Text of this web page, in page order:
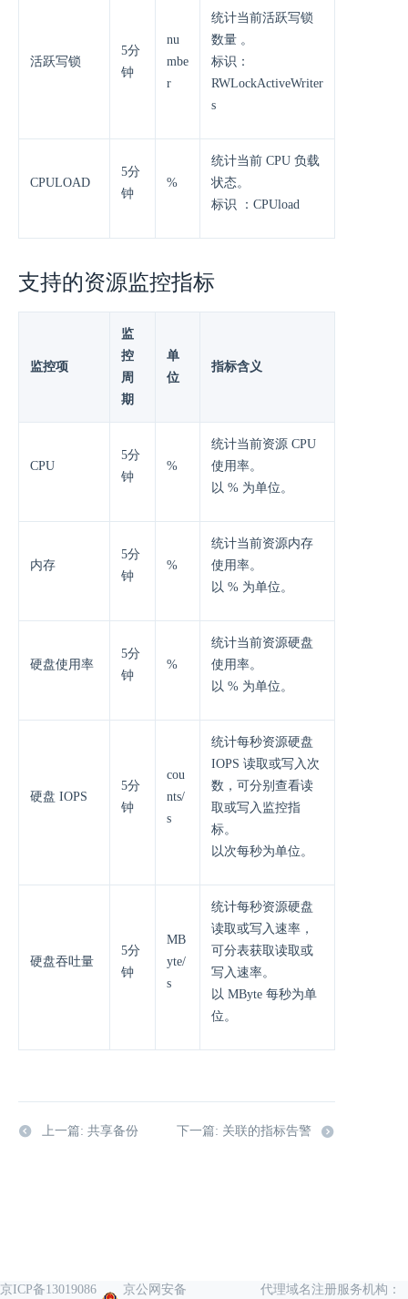
活跃写锁
5分
钟
nu
mbe
r
统计当前活跃写锁
数量 。
标识：
RWLockActiveWriter
s
CPULOAD
5分
钟
%
统计当前 CPU 负载
状态。
标识 ：CPUload
支持的资源监控指标
监控项
监
控
周
期
单
位
指标含义
CPU
5分
钟
%
统计当前资源 CPU
使用率。
以 % 为单位。
内存
5分
钟
%
统计当前资源内存
使用率。
以 % 为单位。
硬盘使用率
5分
钟
%
统计当前资源硬盘
使用率。
以 % 为单位。
硬盘 IOPS
5分
钟
cou
nts/
s
统计每秒资源硬盘
IOPS 读取或写入次
数，可分别查看读
取或写入监控指
标。
以次每秒为单位。
硬盘吞吐量
5分
钟
MB
yte/
s
统计每秒资源硬盘
读取或写入速率，
可分表获取读取或
写入速率。
以 MByte 每秒为单
位。
上一篇: 共享备份 下一篇: 关联的指标告警
京ICP备13019086 京公网安备 代理域名注册服务机构：